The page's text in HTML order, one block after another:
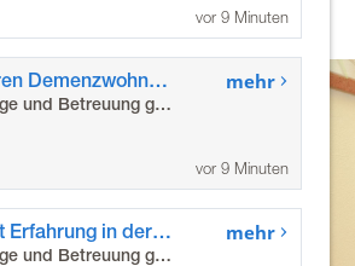
vor 9 Minuten
Pflegefachkräfte in unseren Demenzwohngemeinschaften (m/w/d)
Deutsches Rotes Kreuz Pflege und Betreuung gGmbH
mehr
vor 9 Minuten
Pflegefachkraft / MFA mit Erfahrung in der Pflege (m/w/d)
Deutsches Rotes Kreuz Pflege und Betreuung gGmbH
mehr